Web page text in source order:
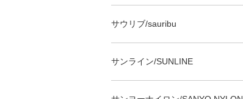
サウリブ/sauribu
サンライン/SUNLINE